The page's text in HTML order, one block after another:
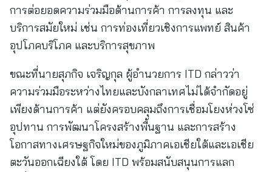
การต่อยอดความร่วมมือด้านการค้า การลงทุน และ
บริการสมัยใหม่ เช่น การท่องเที่ยวเชิงการแพทย์ สินค้า
อุปโภคบริโภค และบริการสุขภาพ
ขณะที่นายสุภกิจ เจริญกุล ผู้อำนวยการ ITD กล่าวว่า
ความร่วมมือระหว่างไทยและบังกลาเทศไม่ได้จำกัดอยู่
เพียงด้านการค้า แต่ยังครอบคลุมถึงการเชื่อมโยงห่วงโซ่
อุปทาน การพัฒนาโครงสร้างพื้นฐาน และการสร้าง
โอกาสทางเศรษฐกิจใหม่ของภูมิภาคเอเชียใต้และเอเชีย
ตะวันออกเฉียงใต้ โดย ITD พร้อมสนับสนุนการแลก